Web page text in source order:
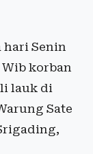
Senin
Wib korban
lauk di
Sate